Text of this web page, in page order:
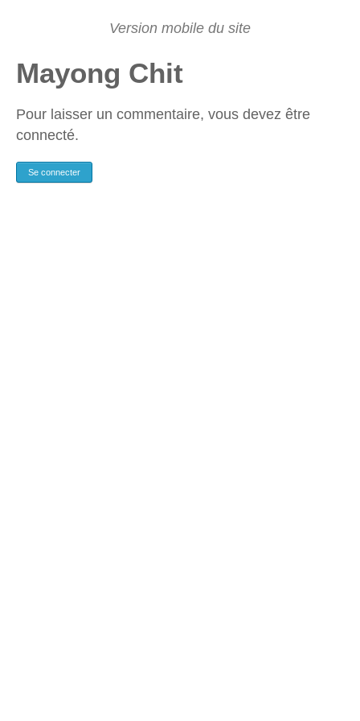
Mayong Chit
Pour laisser un commentaire, vous devez être
connecté.
Se connecter